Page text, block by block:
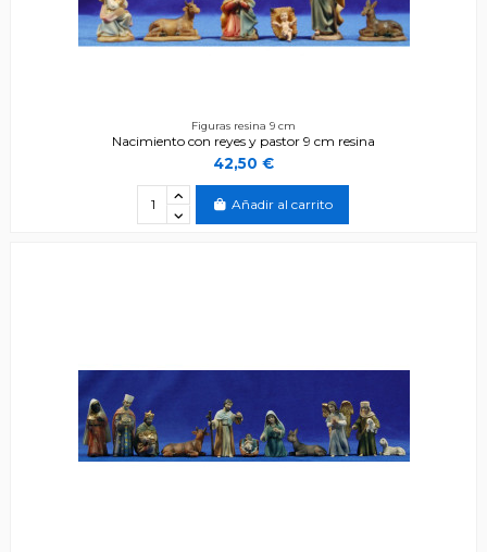
Figuras resina 9 cm
Nacimiento con reyes y pastor 9 cm resina
42,50 €
Añadir al carrito